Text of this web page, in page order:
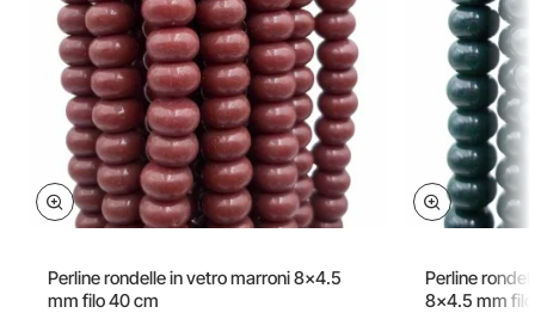
Perline rondelle in vetro marroni 8x4.5
mm filo 40 cm
Perline
8x4.5 mm